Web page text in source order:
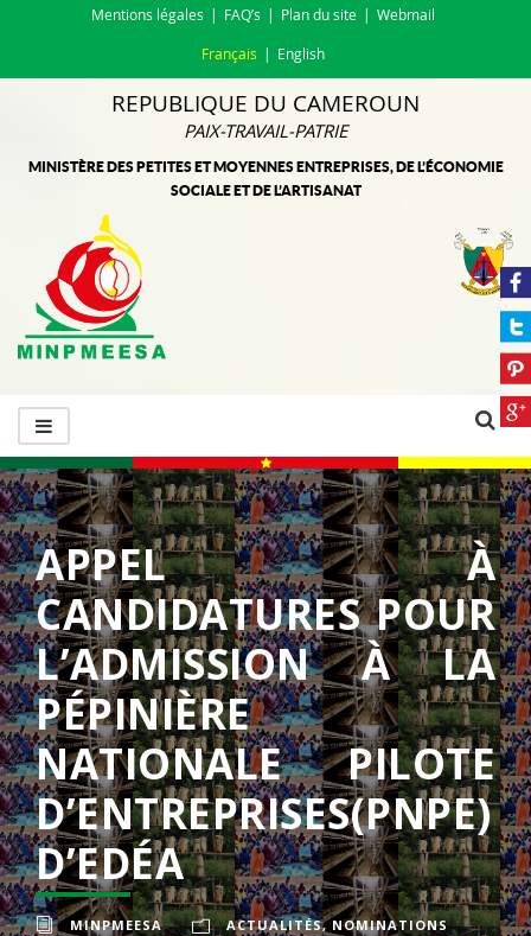
Mentions légales FAQ’s Plan du site Webmail
Français English
REPUBLIQUE DU CAMEROUN
PAIX-TRAVAIL-PATRIE
MINISTÈRE DES PETITES ET MOYENNES ENTREPRISES, DE L’ÉCONOMIE
SOCIALE ET DE L’ARTISANAT
APPEL À
CANDIDATURES POUR
L’ADMISSION À LA
PÉPINIÈRE
NATIONALE PILOTE
D’ENTREPRISES(PNPE)
D’EDÉA
MINPMEESA ACTUALITÉS, NOMINATIONS